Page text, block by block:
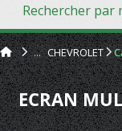
CHEVROLET
ECRAN